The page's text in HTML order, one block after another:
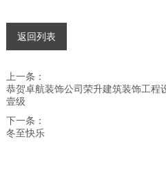
返回列表
上一条：
恭贺卓航装饰公司荣升建筑装饰工程
壹级
下一条：
冬至快乐